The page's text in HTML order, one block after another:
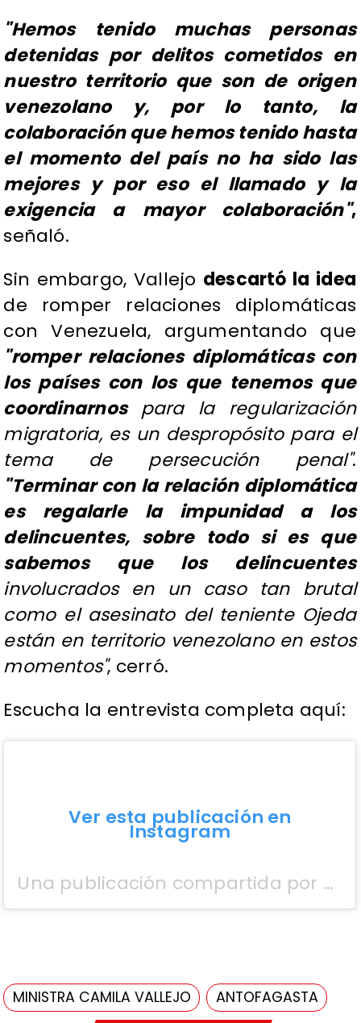
"Hemos tenido muchas personas
detenidas por delitos cometidos en
nuestro territorio que son de origen
venezolano y, por lo tanto, la
colaboración que hemos tenido hasta
el momento del país no ha sido las
mejores y por eso el llamado y la
exigencia a mayor colaboración",
señaló.
​Sin embargo, Vallejo descartó la idea
de romper relaciones diplomáticas
con Venezuela, argumentando que
"romper relaciones diplomáticas con
los países con los que tenemos que
coordinarnos para la regularización
migratoria, es un despropósito para el
tema de persecución penal".
"Terminar con la relación diplomática
es regalarle la impunidad a los
delincuentes, sobre todo si es que
sabemos que los delincuentes
involucrados en un caso tan brutal
como el asesinato del teniente Ojeda
están en territorio venezolano en estos
momentos", cerró.
Escucha la entrevista completa aquí:
Ver esta publicación en
Instagram
Una publicación compartida por Antofagasta TV (@antofagasta_tv)
MINISTRA CAMILA VALLEJO ANTOFAGASTA